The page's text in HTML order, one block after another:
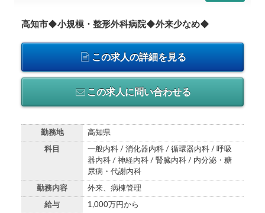
高知市◆小規模・整形外科病院◆外来少なめ◆
この求人の詳細を見る
この求人に問い合わせる
勤務地 高知県
科目
一般内科 / 消化器内科 / 循環器内科 / 呼吸
器内科 / 神経内科 / 腎臓内科 / 内分泌・糖
尿病・代謝内科
勤務内容 外来、病棟管理
給与 1,000万円から